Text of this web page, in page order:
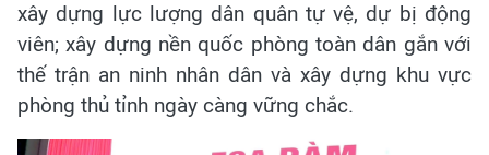
xây dựng lực lượng dân quân tự vệ, dự bị động
viên; xây dựng nền quốc phòng toàn dân gắn với
thế trận an ninh nhân dân và xây dựng khu vực
phòng thủ tỉnh ngày càng vững chắc.